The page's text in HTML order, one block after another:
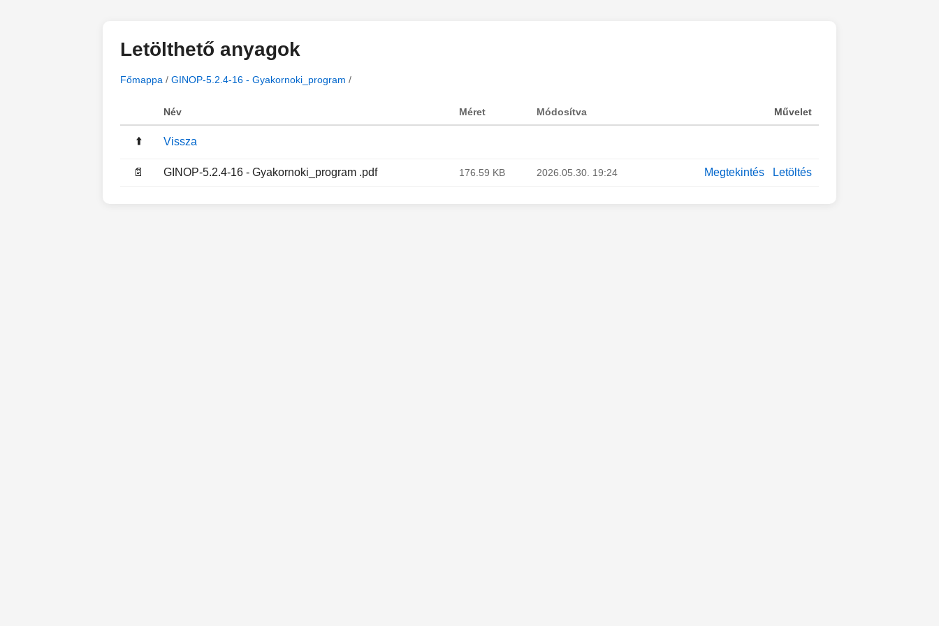
Letölthető anyagok
Főmappa / GINOP-5.2.4-16 - Gyakornoki_program /
Név Méret Módosítva Művelet
⬆️ Vissza
📄 GINOP-5.2.4-16 - Gyakornoki_program .pdf 176.59 KB 2026.05.30. 19:24 Megtekintés Letöltés